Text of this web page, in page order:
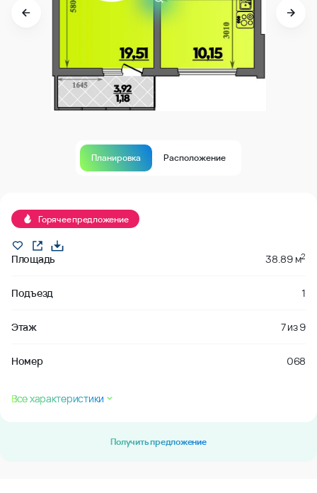
Планировка Расположение
Горячее предложение
Площадь 38.89 м2
Подъезд 1
Этаж 7из9
Номер 068
Все характеристики
Получить предложение